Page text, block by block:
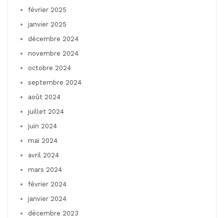
février 2025
janvier 2025
décembre 2024
novembre 2024
octobre 2024
septembre 2024
août 2024
juillet 2024
juin 2024
mai 2024
avril 2024
mars 2024
février 2024
janvier 2024
décembre 2023